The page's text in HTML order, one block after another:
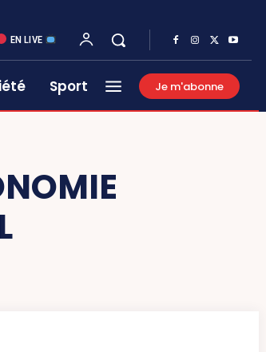
EN LIVE
Sport Je m'abonne